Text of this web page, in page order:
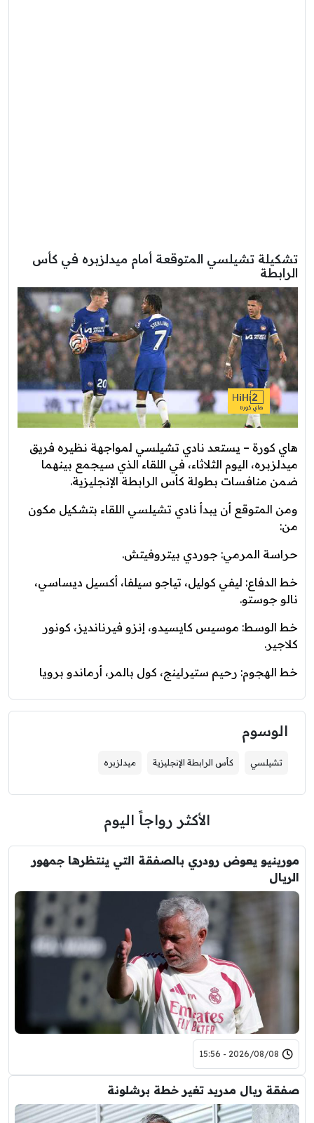
تشكيلة تشيلسي المتوقعة أمام ميدلزبره في كأس
الرابطة
هاي كورة – يستعد نادي تشيلسي لمواجهة نظيره فريق
ميدلزبره، اليوم الثلاثاء، في اللقاء الذي سيجمع بينهما
ضمن منافسات بطولة كأس الرابطة الإنجليزية.
ومن المتوقع أن يبدأ نادي تشيلسي اللقاء بتشكيل مكون
من:
حراسة المرمي: جوردي بيتروفيتش.
خط الدفاع: ليفي كوليل، تياجو سيلفا، أكسيل ديساسي،
نالو جوستو.
خط الوسط: موسيس كايسيدو، إنزو فيرنانديز، كونور
كلاجير.
خط الهجوم: رحيم ستيرلينج، كول بالمر، أرماندو برويا
الوسوم
تشيلسي كأس الرابطة الإنجليزية ميدلزبره
الأكثر رواجاً اليوم
مورينيو يعوض رودري بالصفقة التي ينتظرها جمهور
الريال
2026/08/08 - 15:56
صفقة ريال مدريد تغير خطة برشلونة